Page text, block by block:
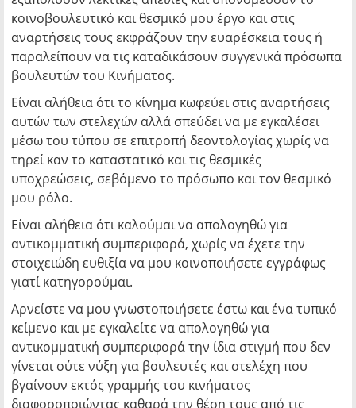
κοινοβουλευτικό και θεσμικό μου έργο και στις
αναρτήσεις τους εκφράζουν την ευαρέσκεια τους ή
παραλείπουν να τις καταδικάσουν συγγενικά πρόσωπα
βουλευτών του Κινήματος.
Είναι αλήθεια ότι το κίνημα κωφεύει στις αναρτήσεις
αυτών των στελεχών αλλά σπεύδει να με εγκαλέσει
μέσω του τύπου σε επιτροπή δεοντολογίας χωρίς να
τηρεί καν το καταστατικό και τις θεσμικές
υποχρεώσεις, σεβόμενο το πρόσωπο και τον θεσμικό
μου ρόλο.
Είναι αλήθεια ότι καλούμαι να απολογηθώ για
αντικομματική συμπεριφορά, χωρίς να έχετε την
στοιχειώδη ευθιξία να μου κοινοποιήσετε εγγράφως
γιατί κατηγορούμαι.
Αρνείστε να μου γνωστοποιήσετε έστω και ένα τυπικό
κείμενο και με εγκαλείτε να απολογηθώ για
αντικομματική συμπεριφορά την ίδια στιγμή που δεν
γίνεται ούτε νύξη για βουλευτές και στελέχη που
βγαίνουν εκτός γραμμής του κινήματος
διαφοροποιώντας καθαρά την θέση τους από τις